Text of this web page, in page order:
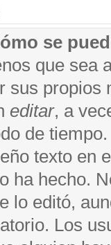
se
que sea
sus propios
editar, a
de
texto en
ha hecho.
lo editó,
Los